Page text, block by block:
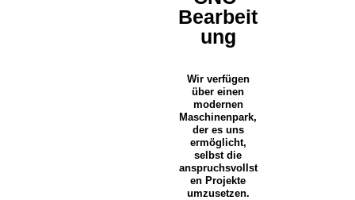
Bearbeit
ung
Wir verfügen
über einen
modernen
Maschinenpark,
der es uns
ermöglicht,
selbst die
anspruchsvollst
en Projekte
umzusetzen.